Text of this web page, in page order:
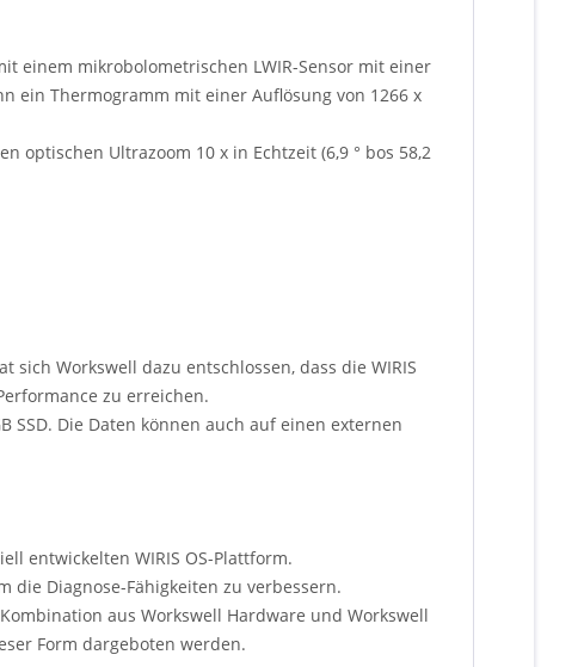
einem mikrobolometrischen LWIR-Sensor mit einer
ein Thermogramm mit einer Auflösung von 1266 x
optischen Ultrazoom 10 x in Echtzeit (6,9 ° bos 58,2
Workswell dazu entschlossen, dass die WIRIS
zu erreichen.
SSD. Die Daten können auch auf einen externen
entwickelten WIRIS OS-Plattform.
die Diagnose-Fähigkeiten zu verbessern.
aus Workswell Hardware und Workswell
Form dargeboten werden.